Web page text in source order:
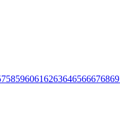
585960616263646566676869